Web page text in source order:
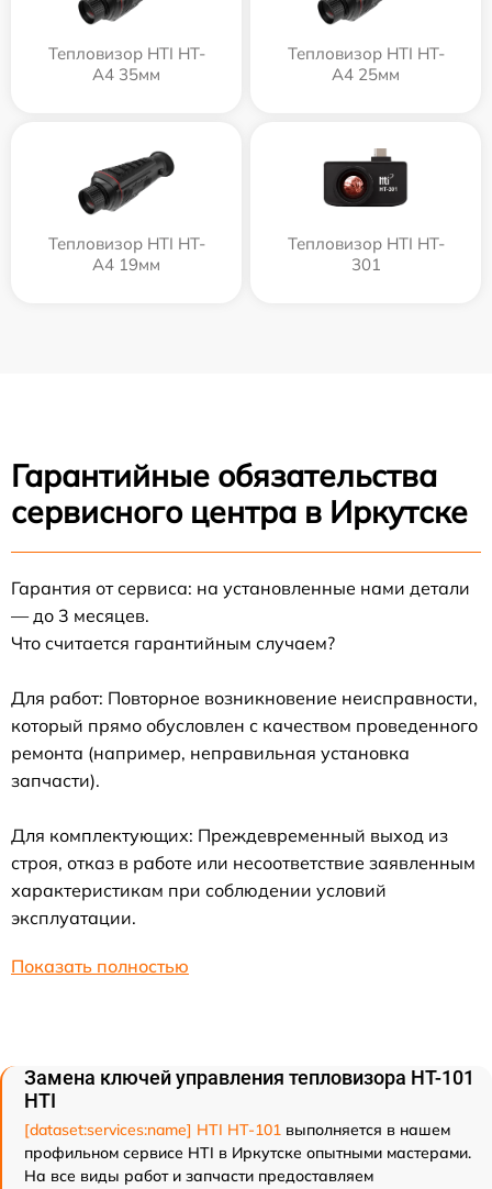
Тепловизор HTI HT-
A4 35мм
Тепловизор HTI HT-
A4 25мм
Тепловизор HTI HT-
A4 19мм
Тепловизор HTI HT-
301
Гарантийные обязательства
сервисного центра в Иркутске
Гарантия от сервиса: на установленные нами детали
— до 3 месяцев.
Что считается гарантийным случаем?
Для работ: Повторное возникновение неисправности,
который прямо обусловлен с качеством проведенного
ремонта (например, неправильная установка
запчасти).
Для комплектующих: Преждевременный выход из
строя, отказ в работе или несоответствие заявленным
характеристикам при соблюдении условий
эксплуатации.
Показать полностью
Замена ключей управления тепловизора HT-101
HTI
[dataset:services:name] HTI HT-101 выполняется в нашем
профильном сервисе HTI в Иркутске опытными мастерами.
На все виды работ и запчасти предоставляем